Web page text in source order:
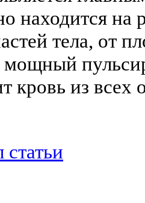
находится
тела, от
мощный
кровь из всех